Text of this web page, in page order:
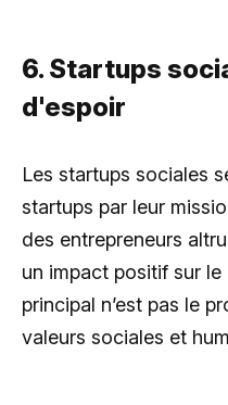
6. Startups
d'espoir
Les startups sociales
startups par leur
des entrepreneurs
un impact positif sur
principal n’est pas le
valeurs sociales et